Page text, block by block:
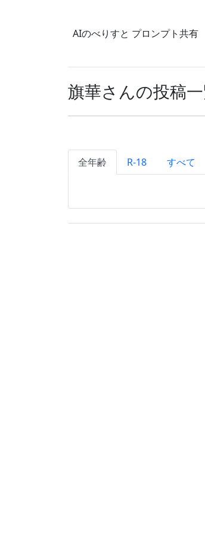
AIのべりすと プロンプト共有
旗華さんの投稿
全年齢
R-18
すべて